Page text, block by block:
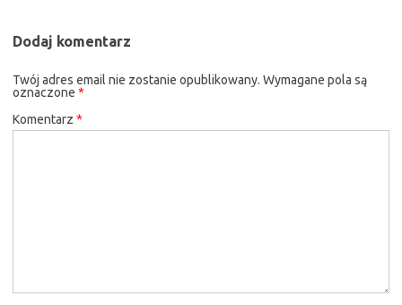
Dodaj komentarz
Twój adres email nie zostanie opublikowany. Wymagane pola są
oznaczone *
Komentarz *